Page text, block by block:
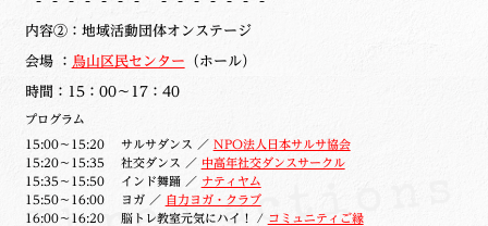
内容②：地域活動団体オンステージ
会場 ： 烏山区民センター （ホール）
時間：15：00～17：40
プログラム
15:00～15:20 サルサダンス ／ NPO法人日本サルサ協会
15:20～15:35 社交ダンス ／ 中高年社交ダンスサークル
15:35～15:50 インド舞踊 ／ ナティヤム
15:50～16:00 ヨガ ／
自力ヨガ・クラブ
16:00～16:20 脳トレ教室元気にハイ！ / コミュニティご縁